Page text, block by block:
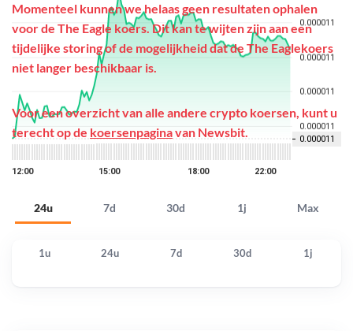
24u 7d 30d 1j Max
Momenteel kunnen we helaas geen resultaten ophalen
voor de The Eagle koers. Dit kan te wijten zijn aan een
tijdelijke storing of de mogelijkheid dat de The Eaglekoers
niet langer beschikbaar is.
Voor een overzicht van alle andere crypto koersen, kunt u
terecht op de koersenpaginavan Newsbit.
1u 24u 7d 30d 1j